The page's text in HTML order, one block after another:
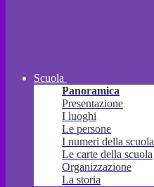
Scuola
Panoramica
Presentazione
I luoghi
Le persone
I numeri della scuola
Le carte della scuola
Organizzazione
La storia